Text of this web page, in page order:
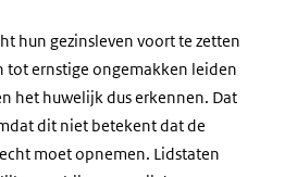
hun gezinsleven voort te zetten
tot ernstige ongemakken leiden
het huwelijk dus erkennen. Dat
dit niet betekent dat de
moet opnemen. Lidstaten